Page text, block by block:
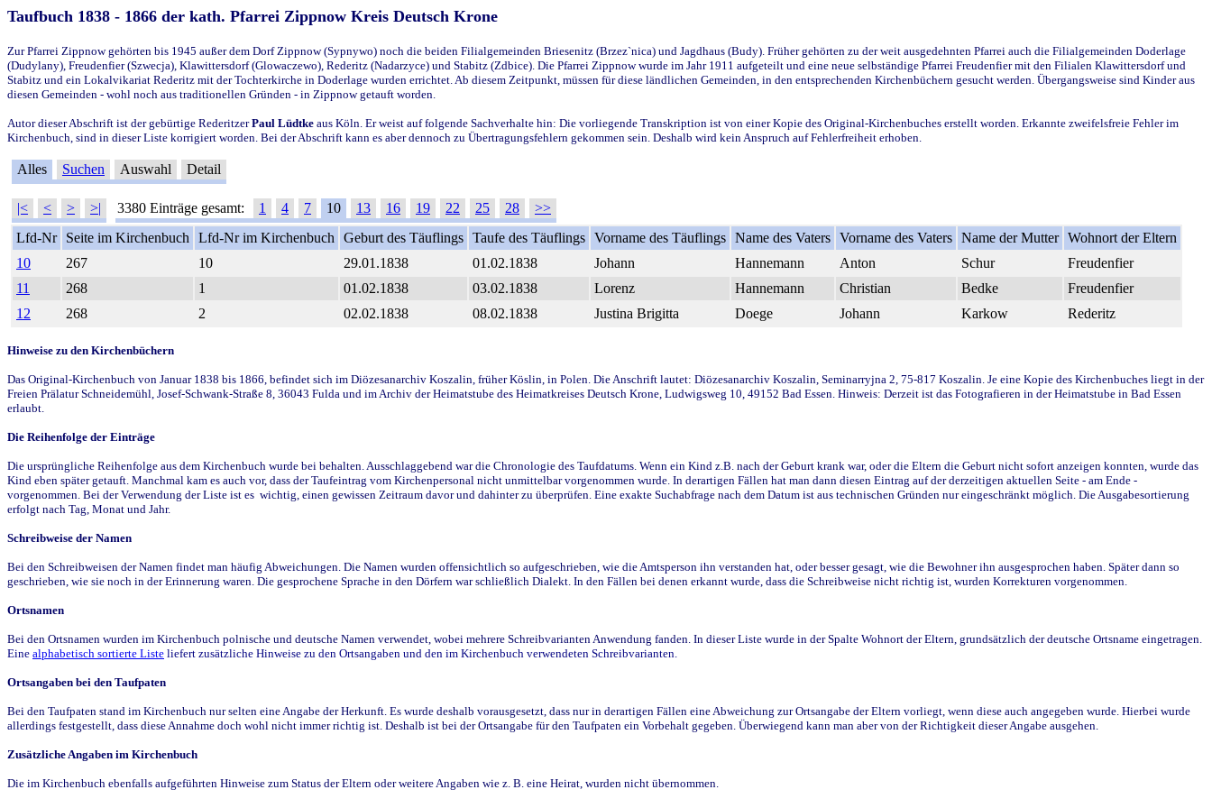
Taufbuch 1838 - 1866 der kath. Pfarrei Zippnow Kreis Deutsch Krone
Zur Pfarrei Zippnow gehörten bis 1945 außer dem Dorf Zippnow (Sypnywo) noch die beiden Filialgemeinden Briesenitz (Brzez`nica) und Jagdhaus (Budy). Früher gehörten zu der weit ausgedehnten Pfarrei auch die Filialgemeinden Doderlage
(Dudylany), Freudenfier (Szwecja), Klawittersdorf (Glowaczewo), Rederitz (Nadarzyce) und Stabitz (Zdbice). Die Pfarrei Zippnow wurde im Jahr 1911 aufgeteilt und eine neue selbständige Pfarrei Freudenfier mit den Filialen Klawittersdorf und
Stabitz und ein Lokalvikariat Rederitz mit der Tochterkirche in Doderlage wurden errichtet. Ab diesem Zeitpunkt, müssen für diese ländlichen Gemeinden, in den entsprechenden Kirchenbüchern gesucht werden. Übergangsweise sind Kinder aus
diesen Gemeinden - wohl noch aus traditionellen Gründen - in Zippnow getauft worden.
Autor dieser Abschrift ist der gebürtige RederitzerPaul Lüdtke aus Köln. Er weist auf folgende Sachverhalte hin: Die vorliegende Transkription ist von einer Kopie des Original-Kirchenbuches erstellt worden. Erkannte zweifelsfreie Fehler im
Kirchenbuch, sind in dieser Liste korrigiert worden. Bei der Abschrift kann es aber dennoch zu Übertragungsfehlern gekommen sein. Deshalb wird kein Anspruch auf Fehlerfreiheit erhoben.
Alles Suchen Auswahl Detail
|< < > >| 3380 Einträge gesamt: 1 4 7 10 13 16 19 22 25 28
>>
Lfd-Nr
Seite im Kirchenbuch Lfd-Nr im Kirchenbuch Geburt des Täuflings Taufe des Täuflings Vorname des Täuflings Name des Vaters Vorname des Vaters Name der Mutter Wohnort der Eltern
10
267 10 29.01.1838 01.02.1838 Johann Hannemann Anton Schur
Freudenfier
11
268 1 01.02.1838 03.02.1838 Lorenz Hannemann Christian Bedke
Freudenfier
12
268 2 02.02.1838 08.02.1838 Justina Brigitta Doege Johann Karkow Rederitz
Hinweise zu den Kirchenbüchern
Das Original-Kirchenbuch von Januar 1838 bis 1866, befindet sich im Diözesanarchiv Koszalin, früher Köslin, in Polen. Die Anschrift lautet: Diözesanarchiv Koszalin, Seminarryjna 2, 75-817 Koszalin. Je eine Kopie des Kirchenbuches liegt in der
Freien Prälatur Schneidemühl, Josef-Schwank-Straße 8, 36043 Fulda und im Archiv der Heimatstube des Heimatkreises Deutsch Krone, Ludwigsweg 10, 49152 Bad Essen. Hinweis: Derzeit ist das Fotografieren in der Heimatstube in Bad Essen
erlaubt.
Die Reihenfolge der Einträge
Die ursprüngliche Reihenfolge aus dem Kirchenbuch wurde bei behalten. Ausschlaggebend war die Chronologie des Taufdatums. Wenn ein Kind z.B. nach der Geburt krank war, oder die Eltern die Geburt nicht sofort anzeigen konnten, wurde das
Kind eben später getauft. Manchmal kam es auch vor, dass der Taufeintrag vom Kirchenpersonal nicht unmittelbar vorgenommen wurde. In derartigen Fällen hat man dann diesen Eintrag auf der derzeitigen aktuellen Seite - am Ende -
vorgenommen. Bei der Verwendung der Liste ist es wichtig, einen gewissen Zeitraum davor und dahinter zu überprüfen. Eine exakte Suchabfrage nach dem Datum ist aus technischen Gründen nur eingeschränkt möglich. Die Ausgabesortierung
erfolgt nach Tag, Monat und Jahr.
Schreibweise der Namen
Bei den Schreibweisen der Namen findet man häufig Abweichungen. Die Namen wurden offensichtlich so aufgeschrieben, wie die Amtsperson ihn verstanden hat, oder besser gesagt, wie die Bewohner ihn ausgesprochen haben. Später dann so
geschrieben, wie sie noch in der Erinnerung waren. Die gesprochene Sprache in den Dörfern war schließlich Dialekt. In den Fällen bei denen erkannt wurde, dass die Schreibweise nicht richtig ist, wurden Korrekturen vorgenommen.
Ortsnamen
Bei den Ortsnamen wurden im Kirchenbuch polnische und deutsche Namen verwendet, wobei mehrere Schreibvarianten Anwendung fanden. In dieser Liste wurde in der Spalte Wohnort der Eltern, grundsätzlich der deutsche Ortsname eingetragen.
Eine alphabetisch sortierte Liste liefert zusätzliche Hinweise zu den Ortsangaben und den im Kirchenbuch verwendeten Schreibvarianten.
Ortsangaben bei den Taufpaten
Bei den Taufpaten stand im Kirchenbuch nur selten eine Angabe der Herkunft. Es wurde deshalb vorausgesetzt, dass nur in derartigen Fällen eine Abweichung zur Ortsangabe der Eltern vorliegt, wenn diese auch angegeben wurde. Hierbei wurde
allerdings festgestellt, dass diese Annahme doch wohl nicht immer richtig ist. Deshalb ist bei der Ortsangabe für den Taufpaten ein Vorbehalt gegeben. Überwiegend kann man aber von der Richtigkeit dieser Angabe ausgehen.
Zusätzliche Angaben im Kirchenbuch
Die im Kirchenbuch ebenfalls aufgeführten Hinweise zum Status der Eltern oder weitere Angaben wie z. B. eine Heirat, wurden nicht übernommen.